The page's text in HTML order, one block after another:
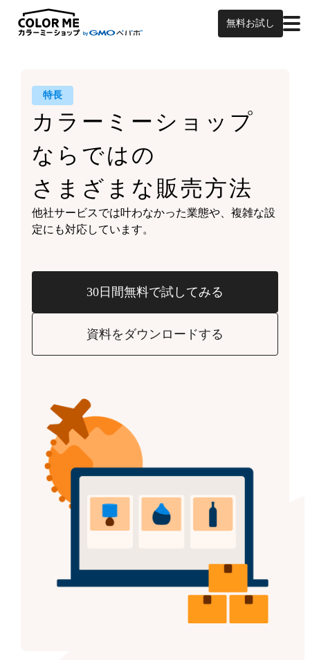
無料お試し
特長
カラーミーショップ
ならではの
さまざまな販売方法
他社サービスでは叶わなかった業態や、複雑な設
定にも対応しています。
30日間無料で試してみる
資料をダウンロードする